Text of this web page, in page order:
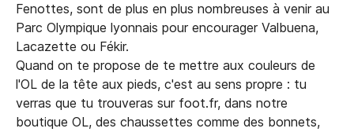
Fenottes, sont de plus en plus nombreuses à venir au
Parc Olympique lyonnais pour encourager Valbuena,
Lacazette ou Fékir.
Quand on te propose de te mettre aux couleurs de
l'OL de la tête aux pieds, c'est au sens propre : tu
verras que tu trouveras sur foot.fr, dans notre
boutique OL, des chaussettes comme des bonnets,